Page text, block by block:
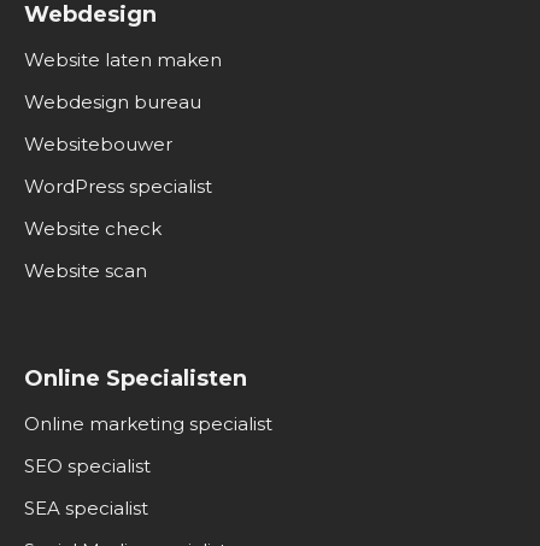
Webdesign
Website laten maken
Webdesign bureau
Websitebouwer
WordPress specialist
Website check
Website scan
Online Specialisten
Online marketing specialist
SEO specialist
SEA specialist